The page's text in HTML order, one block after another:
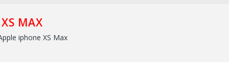
MAX
iphone XS Max